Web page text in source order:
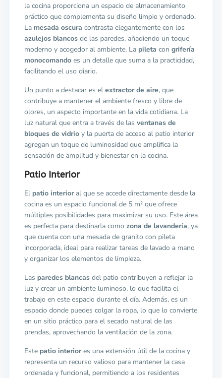
la cocina proporciona un espacio de almacenamiento
práctico que complementa su diseño limpio y ordenado.
La mesada oscura contrasta elegantemente con los
azulejos blancosde las paredes, añadiendo un toque
moderno y acogedor al ambiente. La pileta con grifería
monocomandoes un detalle que suma a la practicidad,
facilitando el uso diario.
Un punto a destacar es el extractor de aire, que
contribuye a mantener el ambiente fresco y libre de
olores, un aspecto importante en la vida cotidiana. La
luz natural que entra a través de las ventanas de
bloques de vidrioy la puerta de acceso al patio interior
agregan un toque de luminosidad que amplifica la
sensación de amplitud y bienestar en la cocina.
Patio Interior
El patio interioral que se accede directamente desde la
cocina es un espacio funcional de 5 m² que ofrece
múltiples posibilidades para maximizar su uso. Este área
es perfecta para destinarla como zona de lavandería, ya
que cuenta con una mesada de granito con pileta
incorporada, ideal para realizar tareas de lavado a mano
y organizar los elementos de limpieza.
Las paredes blancasdel patio contribuyen a reflejar la
luz y crear un ambiente luminoso, lo que facilita el
trabajo en este espacio durante el día. Además, es un
espacio donde puedes colgar la ropa, lo que lo convierte
en un sitio práctico para el secado natural de las
prendas, aprovechando la ventilación de la zona.
Este patio interiores una extensión útil de la cocina y
representa un recurso valioso para mantener la casa
ordenada y funcional, permitiendo a los residentes